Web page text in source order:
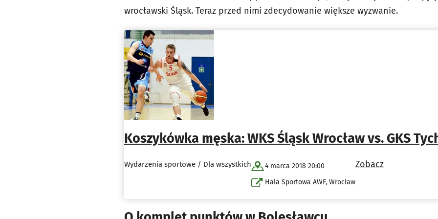
wrocławski Śląsk. Teraz przed nimi zdecydowanie większe wyzwanie.
Koszykówka męska: WKS Śląsk Wrocław vs. GKS
Wydarzenia sportowe / Dla wszystkich
4 marca 2018 20:00
Hala Sportowa AWF, Wrocław
Zobacz